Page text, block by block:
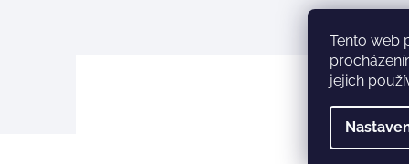
Tento web
jejich